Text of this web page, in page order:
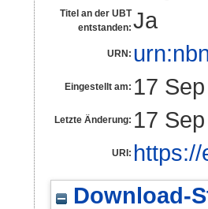
Titel an der UBT
entstanden: Ja
URN:
Eingestellt am: 17
Letzte Änderung: 17
URI:
Download-